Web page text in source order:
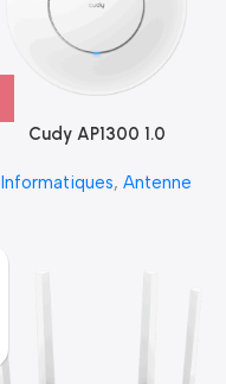
Cudy AP1300 1.0
Informatiques, Antenne